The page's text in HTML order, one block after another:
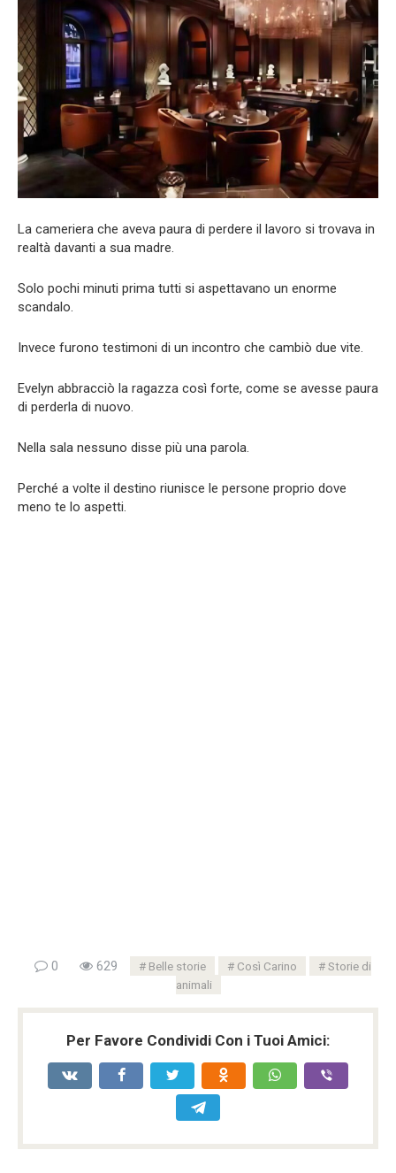
La cameriera che aveva paura di perdere il lavoro si trovava in
realtà davanti a sua madre.
Solo pochi minuti prima tutti si aspettavano un enorme
scandalo.
Invece furono testimoni di un incontro che cambiò due vite.
Evelyn abbracciò la ragazza così forte, come se avesse paura
di perderla di nuovo.
Nella sala nessuno disse più una parola.
Perché a volte il destino riunisce le persone proprio dove
meno te lo aspetti.
0 629 Belle storie Così Carino
Storie di
animali
Per Favore Condividi Con i Tuoi Amici: